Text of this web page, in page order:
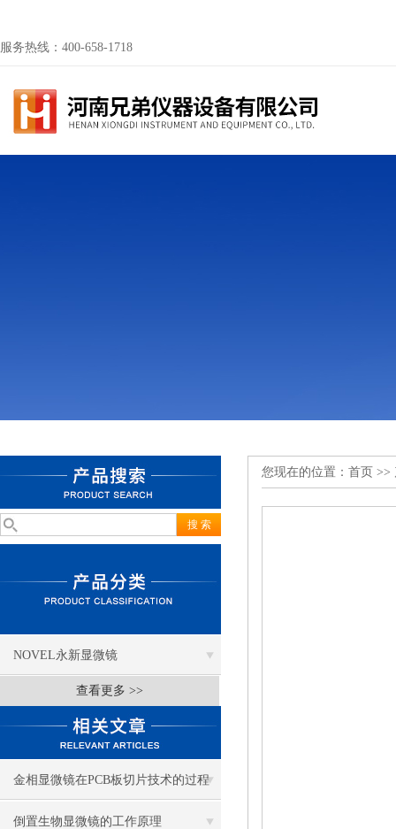
服务热线：400-658-1718
NOVEL永新显微镜
查看更多 >>
金相显微镜在PCB板切片技术的过程
控制中的作用
倒置生物显微镜的工作原理
您现在的位置： 首页 >>